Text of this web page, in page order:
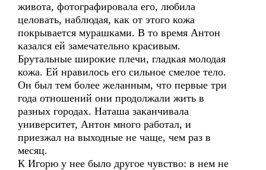
живота, фотографировала его, любила
целовать, наблюдая, как от этого кожа
покрывается мурашками. В то время Антон
казался ей замечательно красивым.
Брутальные широкие плечи, гладкая молодая
кожа. Ей нравилось его сильное смелое тело.
Он был тем более желанным, что первые три
года отношений они продолжали жить в
разных городах. Наташа заканчивала
университет, Антон много работал, и
приезжал на выходные не чаще, чем раз в
месяц.
К Игорю у нее было другое чувство: в нем не